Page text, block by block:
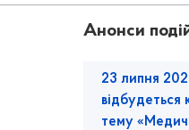
Анонси
23 липня
відбудеться
тему